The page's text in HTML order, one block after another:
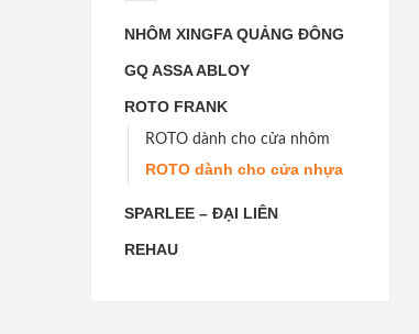
NHÔM XINGFA QUẢNG ĐÔNG
GQ ASSA ABLOY
ROTO FRANK
ROTO dành cho cửa nhôm
ROTO dành cho cửa nhựa
SPARLEE – ĐẠI LIÊN
REHAU